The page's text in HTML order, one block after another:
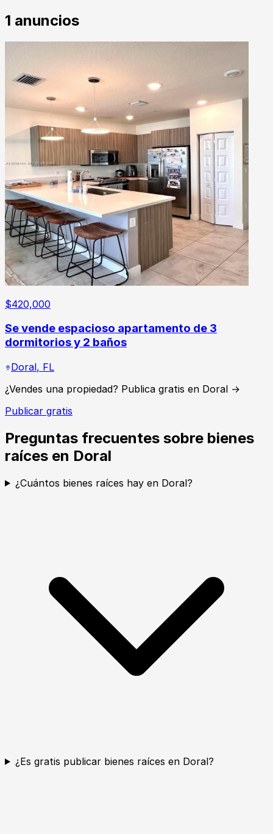
1 anuncios
$420,000
Se vende espacioso apartamento de 3
dormitorios y 2 baños
Doral, FL
¿Vendes una propiedad? Publica gratis en Doral →
Publicar gratis
Preguntas frecuentes sobre bienes
raíces en Doral
¿Cuántos bienes raíces hay en Doral?
¿Es gratis publicar bienes raíces en Doral?